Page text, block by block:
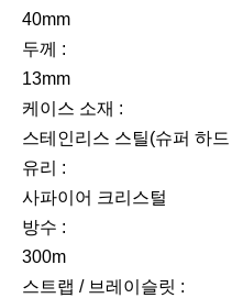
40mm
두께 :
13mm
케이스 소재 :
스테인리스 스틸(슈퍼 하
유리 :
사파이어 크리스털
방수 :
300m
스트랩 / 브레이슬릿 :